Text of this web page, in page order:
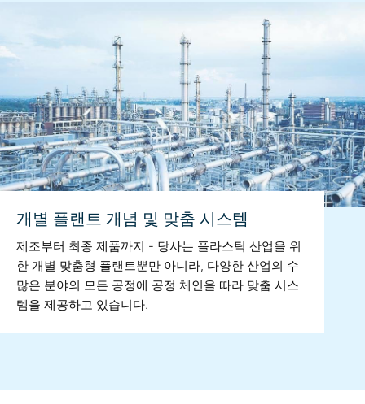
개별 플랜트 개념 및 맞춤 시스템
제조부터 최종 제품까지 - 당사는 플라스틱 산업을 위
한 개별 맞춤형 플랜트뿐만 아니라, 다양한 산업의 수
많은 분야의 모든 공정에 공정 체인을 따라 맞춤 시스
템을 제공하고 있습니다.